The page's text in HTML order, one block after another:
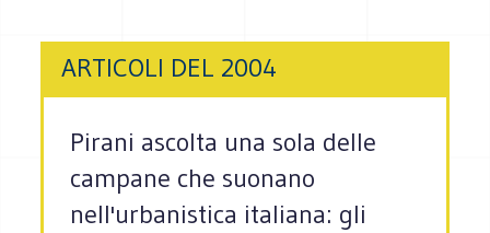
ARTICOLI DEL 2004
Pirani ascolta una sola delle
campane che suonano
nell'urbanistica italiana: gli